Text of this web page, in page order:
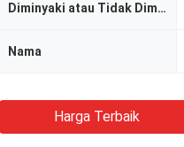
Diminyaki atau Tidak Diminyaki
Nama
Harga Terbaik